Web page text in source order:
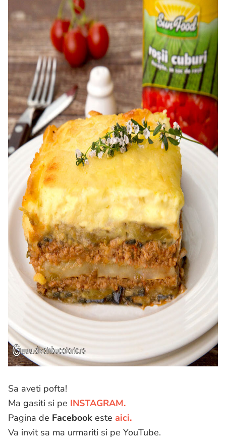
Sa aveti pofta!
Ma gasiti si pe INSTAGRAM.
Pagina de Facebook este aici.
Va invit sa ma urmariti si pe YouTube.